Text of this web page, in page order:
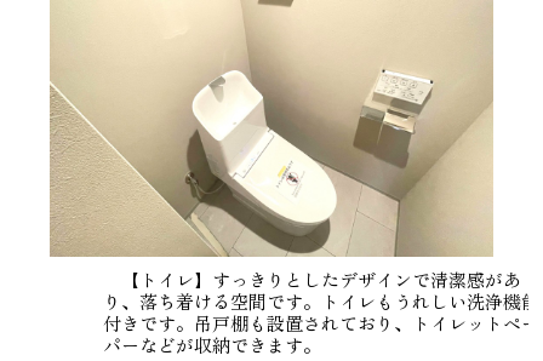
【トイレ】すっきりとしたデザインで清潔感があ
り、落ち着ける空間です。トイレもうれしい洗浄機能
付きです。吊戸棚も設置されており、トイレットペー
パーなどが収納できます。